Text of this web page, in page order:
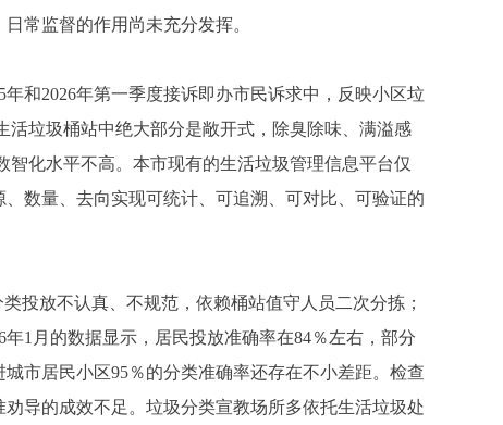
常监督的作用尚未充分发挥。
和2026年第一季度接诉即办市民诉求中，反映小区垃
垃圾桶站中绝大部分是敞开式，除臭除味、满溢感
化水平不高。本市现有的生活垃圾管理信息平台仅
数量、去向实现可统计、可追溯、可对比、可验证的
放不认真、不规范，依赖桶站值守人员二次分拣；
1月的数据显示，居民投放准确率在84％左右，部分
市居民小区95％的分类准确率还存在不小差距。检查
导的成效不足。垃圾分类宣教场所多依托生活垃圾处